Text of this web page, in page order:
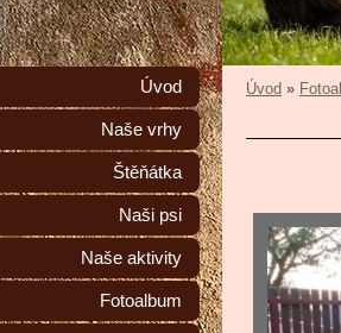
Úvod »
Úvod
Naše vrhy
Štěňátka
Naši psi
Naše aktivity
Fotoalbum